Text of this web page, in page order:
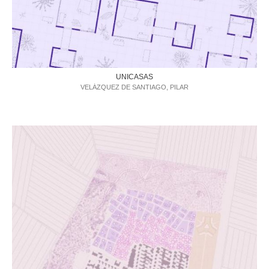
UNICASAS
VELÁZQUEZ DE SANTIAGO, PILAR